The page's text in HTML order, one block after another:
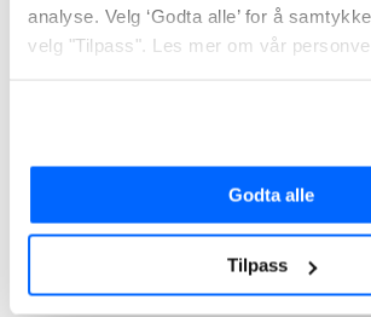
analyse. Velg ‘Godta alle’ for å
velg "Tilpass". Les mer om vår
Godta alle
Tilpass
Varmepumper kan erstatte fossil
gass), og kan dermed redusere utslipp
Varmepumpe har lavere
strømforbruk
annen el-varme